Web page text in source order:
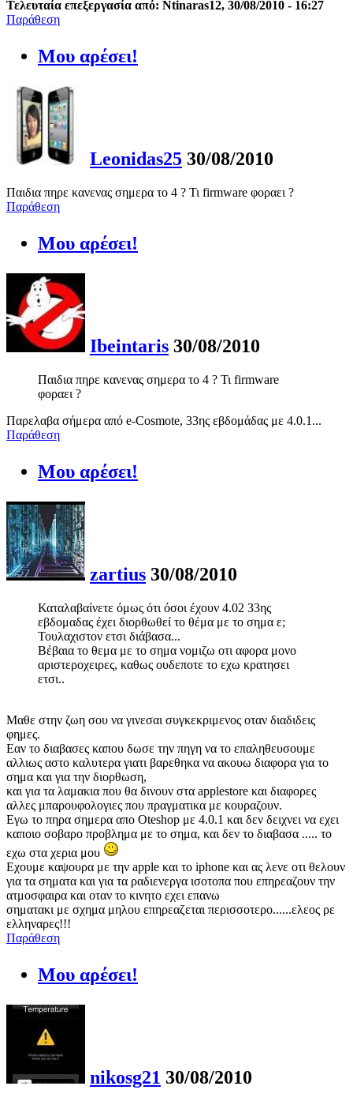
Τελευταία επεξεργασία από: Ntinaras12, 30/08/2010 - 16:27
Παράθεση
Μου αρέσει!
Leonidas25 30/08/2010
Παιδια πηρε κανενας σημερα το 4 ? Τι firmware φοραει ?
Παράθεση
Μου αρέσει!
Ibeintaris 30/08/2010
Παιδια πηρε κανενας σημερα το 4 ? Τι firmware
φοραει ?
Παρελαβα σήμερα από e-Cosmote, 33ης εβδομάδας με 4.0.1...
Παράθεση
Μου αρέσει!
zartius 30/08/2010
Καταλαβαίνετε όμως ότι όσοι έχουν 4.02 33ης
εβδομαδας έχει διορθωθεί το θέμα με το σημα ε;
Τουλαχιστον ετσι διάβασα...
Βέβαια το θεμα με το σημα νομιζω οτι αφορα μονο
αριστεροχειρες, καθως ουδεποτε το εχω κρατησει
ετσι..
Μαθε στην ζωη σου να γινεσαι συγκεκριμενος οταν διαδιδεις
φημες.
Εαν το διαβασες καπου δωσε την πηγη να το επαληθευσουμε
αλλιως αστο καλυτερα γιατι βαρεθηκα να ακουω διαφορα για το
σημα και για την διορθωση,
και για τα λαμακια που θα δινουν στα applestore και διαφορες
αλλες μπαρουφολογιες που πραγματικα με κουραζουν.
Εγω το πηρα σημερα απο Oteshop με 4.0.1 και δεν δειχνει να εχει
καποιο σοβαρο προβλημα με το σημα, και δεν το διαβασα ..... το
εχω στα χερια μου
Εχουμε καψουρα με την apple και το iphone και ας λενε οτι θελουν
για τα σηματα και για τα ραδιενεργα ισοτοπα που επηρεαζουν την
ατμοσφαιρα και οταν το κινητο εχει επανω
σηματακι με σχημα μηλου επηρεαζεται περισσοτερο......ελεος ρε
ελληναρες!!!
Παράθεση
Μου αρέσει!
nikosg21 30/08/2010